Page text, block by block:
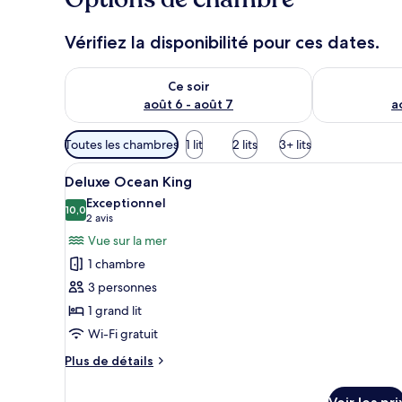
x
é
e
Vérifiez la disponibilité pour ces dates.
Ce soir
août 6 - août 7
Vérifier la disponibilité pour ce soir août 6 - août 7
Vérifier la
Filtres
disponibles
pour
les
chambres
Toutes les chambres 1 lit 2 lits 3+ lits
Afficher
toutes
les
photos
pour
ce
type
de
chambre :
Deluxe
Une chambre d’hôtel
9
Deluxe Ocean King
10,010,0 sur 10
Exceptionnel
2 avis
(2 avis)
Vue sur la mer
1 chambre
3 personnes
1 grand lit
Wi-Fi gratuit
Plus de détails
Plus